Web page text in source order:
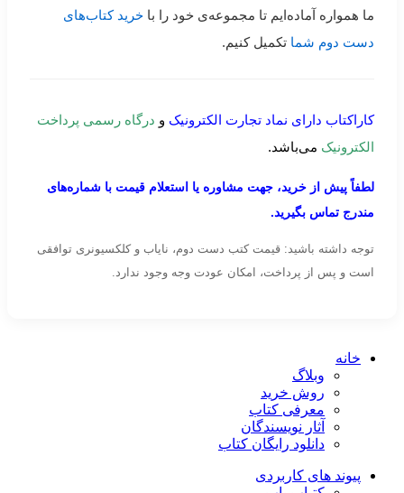
ما همواره آماده‌ایم تا مجموعه‌ی خود را با خرید کتاب‌های
دست دوم شما تکمیل کنیم.
کاراکتاب دارای نماد تجارت الکترونیک و درگاه رسمی پرداخت
الکترونیک می‌باشد.
لطفاً پیش از خرید، جهت مشاوره یا استعلام قیمت با شماره‌های
مندرج تماس بگیرید.
توجه داشته باشید: قیمت کتب دست دوم، نایاب و کلکسیونری توافقی
است و پس از پرداخت، امکان عودت وجه وجود ندارد.
خانه
وبلاگ
روش خرید
معرفی کتاب
آثار نویسندگان
دانلود رایگان کتاب
پیوند های کاربردی